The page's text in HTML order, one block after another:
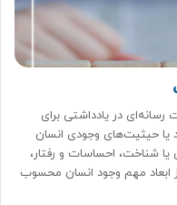
در یادداشتی برای
یا حیثیت‌های وجودی انسان
شناخت، احساسات و رفتار،
ابعاد مهم وجود انسان محسوب